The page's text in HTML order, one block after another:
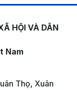
HỘI VÀ DÂN
Nam
Thọ, Xuân